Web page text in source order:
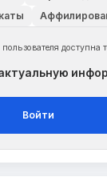
доступна
Войти